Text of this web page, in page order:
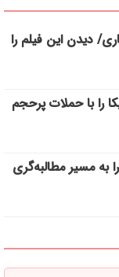
دیدن این فیلم را
را با حملات پرحجم‌‌
به مسیر مطالبه‌گری